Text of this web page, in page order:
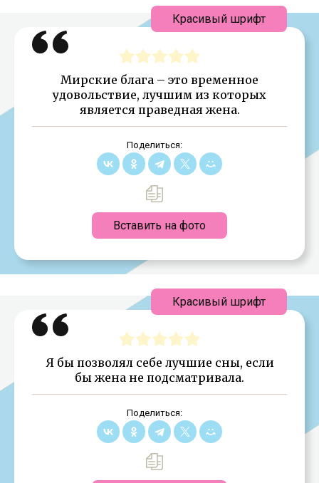
Мирские блага – это временное
удовольствие, лучшим из которых
является праведная жена.
Поделиться:
Вставить на фото
Красивый шрифт
Я бы позволял себе лучшие сны, если
бы жена не подсматривала.
Поделиться:
Красивый шрифт